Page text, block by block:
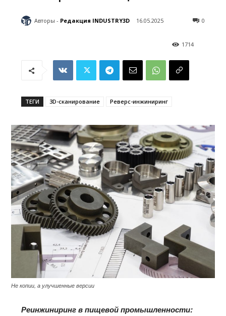
Авторы - Редакция INDUSTRY3D 16.05.2025 0
1714
ТЕГИ 3D-сканирование Реверс-инжиниринг
Не копии, а улучшенные версии
Реинжиниринг в пищевой промышленности: